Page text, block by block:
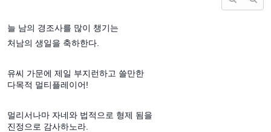
늘 남의 경조사를 많이 챙기는
처남의 생일을 축하한다.
유씨 가문에 제일 부지런하고 쓸만한
다목적 멀티플레이어!
멀리서나마 자네와 법적으로 형제 됨을
진정으로 감사하노라.